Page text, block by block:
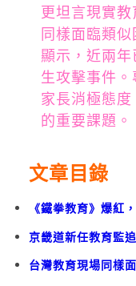
更坦言現實
同樣面臨類
顯示，近兩
生攻擊事件
家長消極態
的重要課題。
文章目錄
《鐵拳教育》爆紅
京畿道新任教育監
台灣教育現場同樣